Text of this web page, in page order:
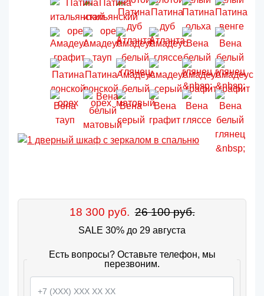
18 300 руб. 26 100 руб.
SALE 30% до 29 августа
Есть вопросы? Оставьте телефон, мы
перезвоним.